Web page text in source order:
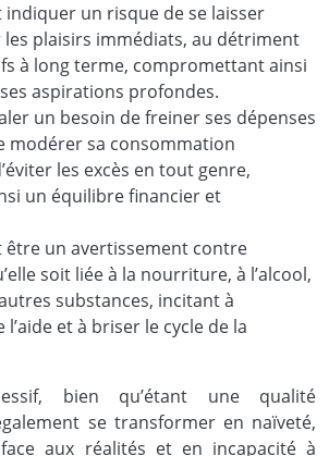
indiquer un risque de se laisser
plaisirs immédiats, au détriment
à long terme, compromettant ainsi
aspirations profondes.
un besoin de freiner ses dépenses
modérer sa consommation
les excès en tout genre,
un équilibre financier et
être un avertissement contre
soit liée à la nourriture, à l’alcool,
substances, incitant à
et à briser le cycle de la
bien qu’étant une qualité
se transformer en naïveté,
aux réalités et en incapacité à